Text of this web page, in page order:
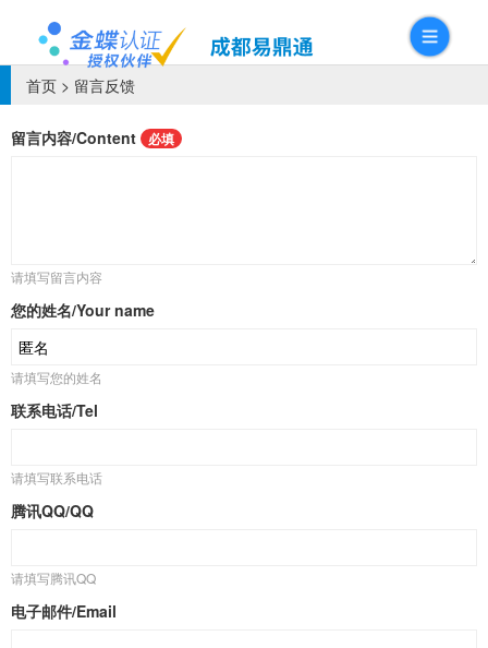
首页 > 留言反馈
留言内容/Content 必填
请填写留言内容
您的姓名/Your name
请填写您的姓名
联系电话/Tel
请填写联系电话
腾讯QQ/QQ
请填写腾讯QQ
电子邮件/Email